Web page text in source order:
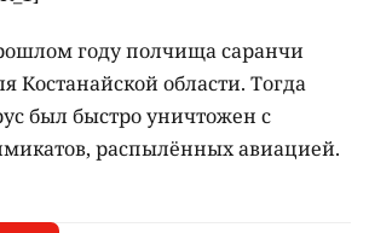
году полчища саранчи
Костанайской области. Тогда
был быстро уничтожен с
распылённых авиацией.